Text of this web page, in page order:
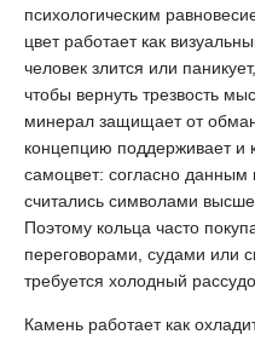
психологическим
цвет работает как
человек злится или
чтобы вернуть трезвость
минерал защищает от
концепцию поддерживает и
самоцвет: согласно данным
считались символами
Поэтому кольца часто
переговорами, судами или
требуется холодный
Камень работает как